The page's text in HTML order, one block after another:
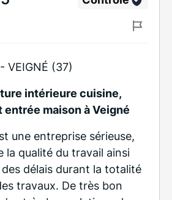
VEIGNÉ (37)
intérieure cuisine,
entrée maison à Veigné
une entreprise sérieuse,
la qualité du travail ainsi
délais durant la totalité
travaux. De très bon